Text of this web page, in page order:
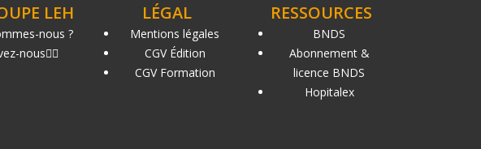
LEH
nous ?
nous
LÉGAL
Mentions légales
CGV Édition
CGV Formation
RESSOURCES
BNDS
Abonnement &
licence BNDS
Hopitalex